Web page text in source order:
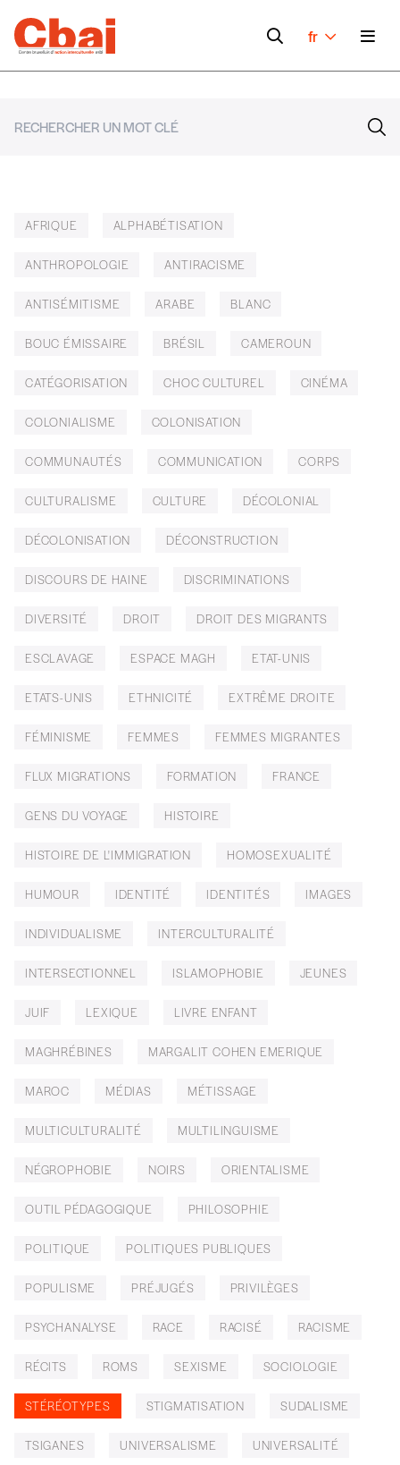
fr
AFRIQUE ALPHABÉTISATION
ANTHROPOLOGIE ANTIRACISME
ANTISÉMITISME ARABE BLANC
BOUC ÉMISSAIRE BRÉSIL CAMEROUN
CATÉGORISATION CHOC CULTUREL CINÉMA
COLONIALISME COLONISATION
COMMUNAUTÉS COMMUNICATION CORPS
CULTURALISME CULTURE DÉCOLONIAL
DÉCOLONISATION DÉCONSTRUCTION
DISCOURS DE HAINE DISCRIMINATIONS
DIVERSITÉ DROIT DROIT DES MIGRANTS
ESCLAVAGE ESPACE MAGH ETAT-UNIS
ETATS-UNIS ETHNICITÉ EXTRÊME DROITE
FÉMINISME FEMMES FEMMES MIGRANTES
FLUX MIGRATIONS FORMATION FRANCE
GENS DU VOYAGE HISTOIRE
HISTOIRE DE L'IMMIGRATION HOMOSEXUALITÉ
HUMOUR IDENTITÉ IDENTITÉS IMAGES
INDIVIDUALISME INTERCULTURALITÉ
INTERSECTIONNEL ISLAMOPHOBIE JEUNES
JUIF LEXIQUE LIVRE ENFANT
MAGHRÉBINES MARGALIT COHEN EMERIQUE
MAROC MÉDIAS MÉTISSAGE
MULTICULTURALITÉ MULTILINGUISME
NÉGROPHOBIE NOIRS ORIENTALISME
OUTIL PÉDAGOGIQUE PHILOSOPHIE
POLITIQUE POLITIQUES PUBLIQUES
POPULISME PRÉJUGÉS PRIVILÈGES
PSYCHANALYSE RACE RACISÉ RACISME
RÉCITS ROMS SEXISME SOCIOLOGIE
STÉRÉOTYPES STIGMATISATION SUDALISME
TSIGANES UNIVERSALISME UNIVERSALITÉ